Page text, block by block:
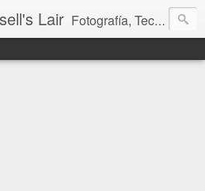
Lair Fotografía, Tecnología, Cine y Videojuegos en un Blog Multitemática. El rinconcito del creador de FotoMuseo 3D y Left 4 SGC.